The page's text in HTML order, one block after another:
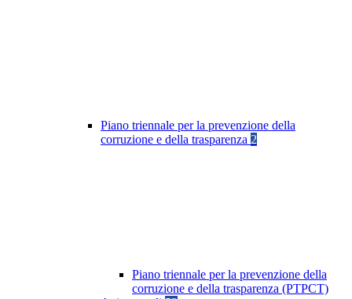
Piano triennale per la prevenzione della
corruzione e della trasparenza 2
Piano triennale per la prevenzione della
corruzione e della trasparenza (PTPCT)